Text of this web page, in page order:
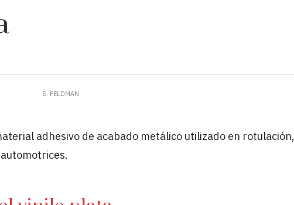
S. FELDMAN
adhesivo de acabado metálico utilizado en rotulación,